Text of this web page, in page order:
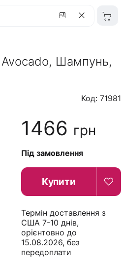
Шампунь,
Код: 71981
1466 грн
Під замовлення
Купити
Термін доставлення з
США 7-10 днів,
орієнтовно до
15.08.2026, без
передоплати